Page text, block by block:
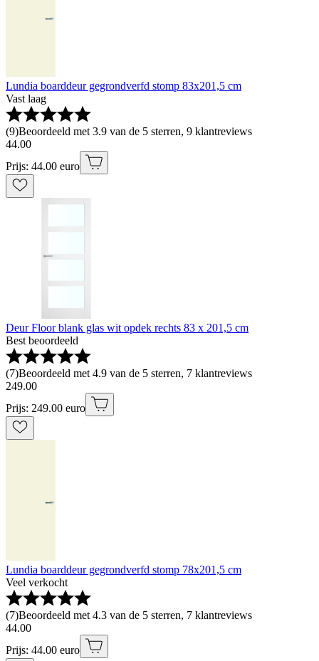
Lundia boarddeur gegrondverfd stomp 83x201,5 cm
Vast laag
(9)Beoordeeld met 3.9 van de 5 sterren, 9 klantreviews
44.00
Prijs: 44.00 euro
Deur Floor blank glas wit opdek rechts 83 x 201,5 cm
Best beoordeeld
(7)Beoordeeld met 4.9 van de 5 sterren, 7 klantreviews
249.00
Prijs: 249.00 euro
Lundia boarddeur gegrondverfd stomp 78x201,5 cm
Veel verkocht
(7)Beoordeeld met 4.3 van de 5 sterren, 7 klantreviews
44.00
Prijs: 44.00 euro